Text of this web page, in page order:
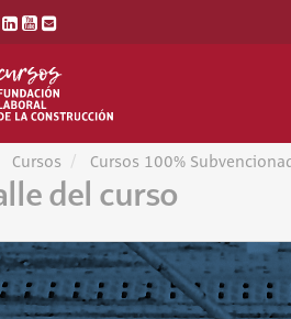
Cursos Cursos 100%
del curso